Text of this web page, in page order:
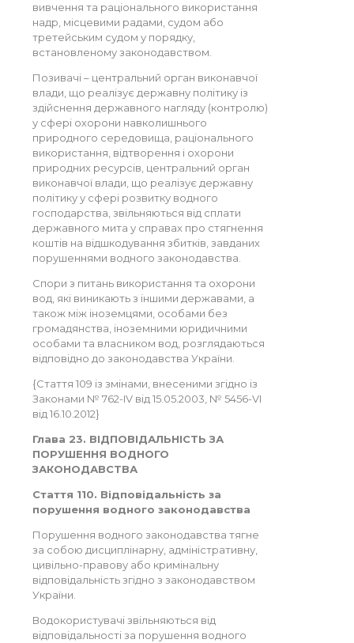
вивчення та раціонального використання
надр, місцевими радами, судом або
третейським судом у порядку,
встановленому законодавством.
Позивачі – центральний орган виконавчої
влади, що реалізує державну політику із
здійснення державного нагляду (контролю)
у сфері охорони навколишнього
природного середовища, раціонального
використання, відтворення і охорони
природних ресурсів, центральний орган
виконавчої влади, що реалізує державну
політику у сфері розвитку водного
господарства, звільняються від сплати
державного мита у справах про стягнення
коштів на відшкодування збитків, завданих
порушеннями водного законодавства.
Спори з питань використання та охорони
вод, які виникають з іншими державами, а
також між іноземцями, особами без
громадянства, іноземними юридичними
особами та власником вод, розглядаються
відповідно до законодавства України.
{Стаття 109 із змінами, внесеними згідно із
Законами № 762-IV від 15.05.2003, № 5456-VI
від 16.10.2012}
Глава 23. ВІДПОВІДАЛЬНІСТЬ ЗА
ПОРУШЕННЯ ВОДНОГО
ЗАКОНОДАВСТВА
Стаття 110. Відповідальність за
порушення водного законодавства
Порушення водного законодавства тягне
за собою дисциплінарну, адміністративну,
цивільно-правову або кримінальну
відповідальність згідно з законодавством
України.
Водокористувачі звільняються від
відповідальності за порушення водного